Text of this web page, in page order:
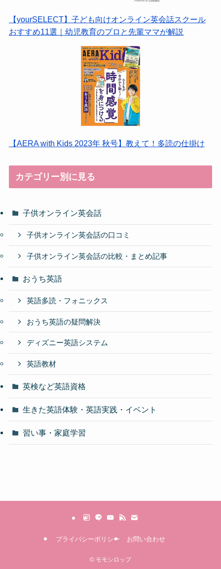
【yourSELECT】子ども向けオンライン英会話スクール
おすすめ11選｜幼児教育のプロと先輩ママが解説
【AERA with Kids 2023年 秋号】教えて！多読の仕掛け
カテゴリー別に見る
子供オンライン英会話
子供オンライン英会話の口コミ
子供オンライン英会話の比較・まとめ記事
おうち英語
英語多読・フォニックス
おうち英語の疑問解決
ディズニー英語システム
英語教材
英検など英語資格
生きた英語体験・英語実践・イベント
習い事・家庭学習
プライバシーポリシー お問い合わせ
© モモシロップ